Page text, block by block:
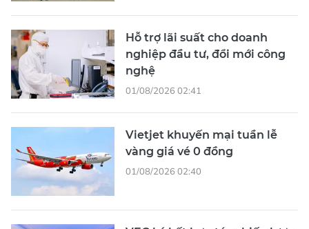
Hỗ trợ lãi suất cho doanh
nghiệp đầu tư, đổi mới công
nghệ
01/08/2026 02:41
Vietjet khuyến mại tuần lễ
vàng giá vé 0 đồng
01/08/2026 02:40